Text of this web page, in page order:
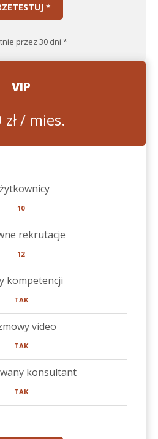
*
przez 30 dni *
VIP
zł / mies.
10
rekrutacje
12
kompetencji
TAK
video
TAK
konsultant
TAK